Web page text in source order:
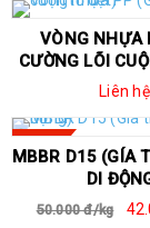
VÒNG NHỰA
CƯỜNG LÕI
Liên hệ
MBBR D15 (GÍA
DI
50.000 đ/kg